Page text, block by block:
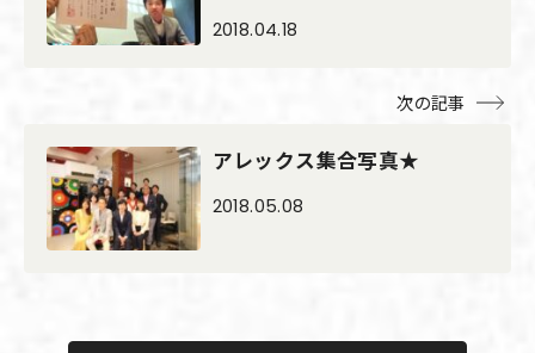
2018.04.18
次の記事
アレックス集合写真★
2018.05.08